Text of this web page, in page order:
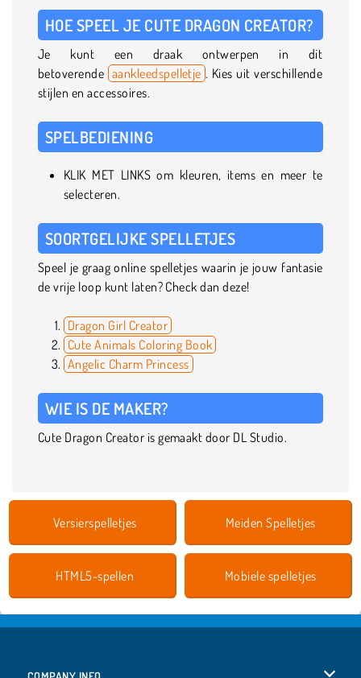
HOE SPEEL JE CUTE DRAGON CREATOR?
Je kunt een draak ontwerpen in dit
betoverende aankleedspelletje . Kies uit verschillende
stijlen en accessoires.
SPELBEDIENING
KLIK MET LINKS om kleuren, items en meer te
selecteren.
SOORTGELIJKE SPELLETJES
Speel je graag online spelletjes waarin je jouw fantasie
de vrije loop kunt laten? Check dan deze!
Dragon Girl Creator
Cute Animals Coloring Book
Angelic Charm Princess
WIE IS DE MAKER?
Cute Dragon Creator is gemaakt door DL Studio.
Versierspelletjes Meiden Spelletjes
HTML5-spellen Mobiele spelletjes